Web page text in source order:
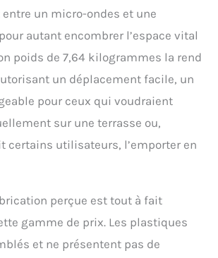
gagner du temps lors du
nettoyage. 【3 Tailles de
Glaçons】Notre machine à
glaçons compacte vous
offre le choix entre deux
tailles de glaçons
sphériques (petit et
grand). En plus de la
machine, des sacs à
glaçons, une pelle et un
panier sont inclus. Que
conserver des aliments
glaçons répondra à vos
besoins. 【Conception
un micro-ondes et une
autant encombrer l’espace vital
poids de 7,64 kilogrammes la rend
un déplacement facile, un
pour ceux qui voudraient
sur une terrasse ou,
certains utilisateurs, l’emporter en
perçue est tout à fait
gamme de prix. Les plastiques
et ne présentent pas de